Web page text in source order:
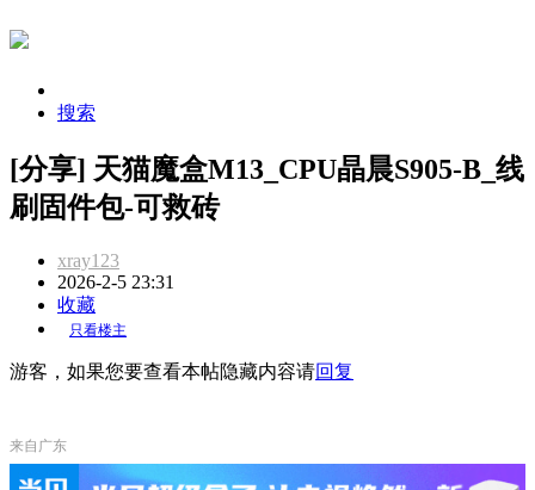
搜索
[分享] 天猫魔盒M13_CPU晶晨S905-B_线
刷固件包-可救砖
xray123
2026-2-5 23:31
收藏
只看楼主
游客，如果您要查看本帖隐藏内容请回复
来自广东